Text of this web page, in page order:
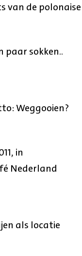
van de polonaise
paar sokken..
Weggooien?
in
Nederland
als locatie